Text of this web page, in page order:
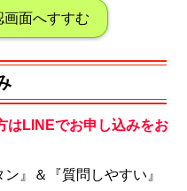
画面へすすむ
はLINEでお申し込みをお
』＆『質問しやすい』